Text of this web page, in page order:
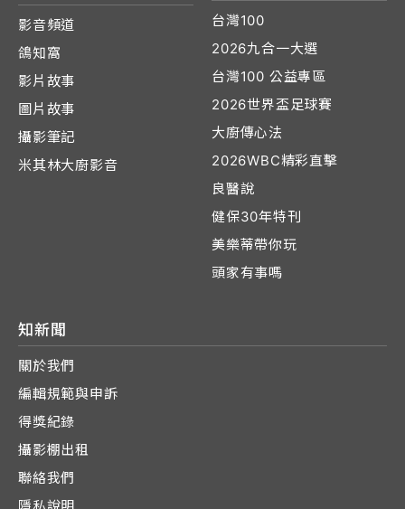
影音頻道
鴿知窩
影片故事
圖片故事
攝影筆記
米其林大廚影音
台灣100
2026九合一大選
台灣100 公益專區
2026世界盃足球賽
大廚傳心法
2026WBC精彩直擊
良醫說
健保30年特刊
美樂蒂帶你玩
頭家有事嗎
知新聞
關於我們
編輯規範與申訴
得獎紀錄
攝影棚出租
聯絡我們